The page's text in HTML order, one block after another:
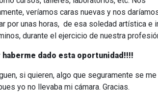
veríamos caras nuevas y nos
por unas horas, de esa soledad artística e
durante el ejercicio de nuestra
haberme dado esta oportunidad!!!!
si quieren, algo que seguramente se
yo no llevaba mi cámara. Gracias.